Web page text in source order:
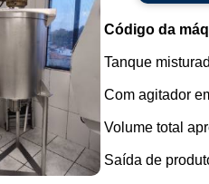
Código da
Tanque
Com agitador
Volume total
Saída de